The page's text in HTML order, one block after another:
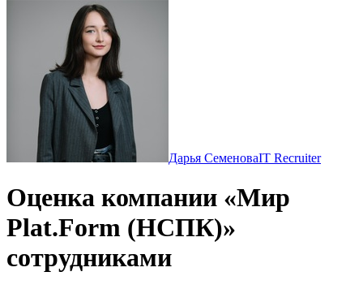
Дарья СеменоваIT Recruiter
Оценка компании «Мир
Plat.Form (НСПК)»
сотрудниками